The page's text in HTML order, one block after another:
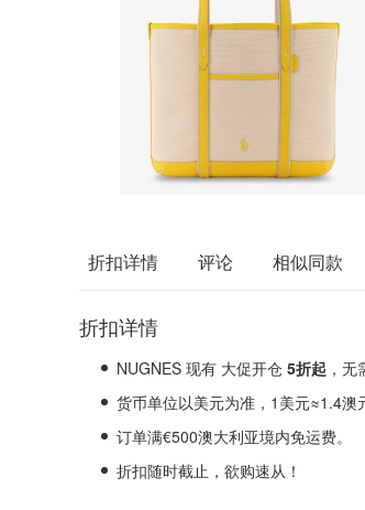
折扣详情 评论 相似同款
折扣详情
NUGNES 现有 大促开仓 5折起 ，无
货币单位以美元为准，1美元≈1.4澳
订单满€500澳大利亚境内免运费。
折扣随时截止，欲购速从！